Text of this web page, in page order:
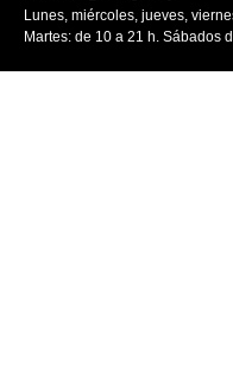
Lunes, miércoles, jueves,
Martes: de 10 a 21 h. Sábados